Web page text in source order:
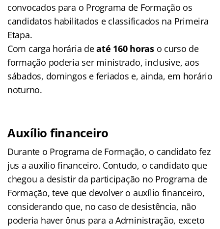
convocados para o Programa de Formação os
candidatos habilitados e classificados na Primeira
Etapa.
Com carga horária deaté 160 horaso curso de
formação poderia ser ministrado, inclusive, aos
sábados, domingos e feriados e, ainda, em horário
noturno.
Auxílio financeiro
Durante o Programa de Formação, o candidato fez
jus a auxílio financeiro. Contudo, o candidato que
chegou a desistir da participação no Programa de
Formação, teve que devolver o auxílio financeiro,
considerando que, no caso de desistência, não
poderia haver ônus para a Administração, exceto